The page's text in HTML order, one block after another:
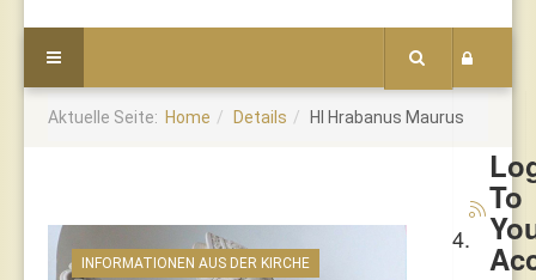
To
Aktuelle Seite: Home Details Hl Hrabanus Maurus
INFORMATIONEN AUS DER KIRCHE
4.